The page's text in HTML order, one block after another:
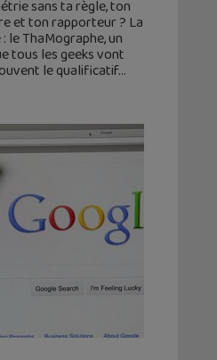
sans ta règle, ton
et ton rapporteur ? La
le ThaMographe, un
tous les geeks vont
le qualificatif